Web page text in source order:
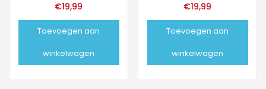
€19,99
Toevoegen aan
winkelwagen
€19,99
Toevoegen aan
winkelwagen